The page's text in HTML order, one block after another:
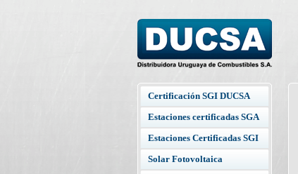
Certificación SGI DUCSA
Estaciones certificadas SGA
Estaciones Certificadas SGI
Solar Fotovoltaica